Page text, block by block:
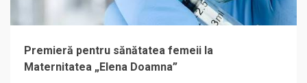
Premieră pentru sănătatea femeii la
Maternitatea „Elena Doamna”